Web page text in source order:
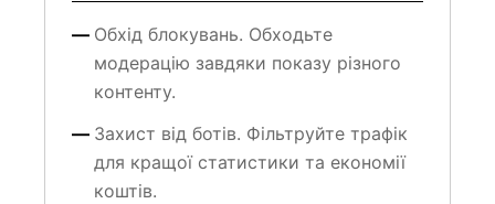
Обхід блокувань. Обходьте
модерацію завдяки показу різного
контенту.
Захист від ботів. Фільтруйте трафік
для кращої статистики та економії
коштів.